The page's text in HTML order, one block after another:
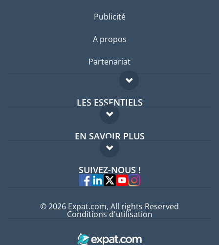
Publicité
A propos
Partenariat
LES ESSENTIELS
Forum expatriés
Guides pays
EN SAVOIR PLUS
FAQ
Experts
SUIVEZ-NOUS !
© 2026 Expat.com, All rights Reserved
Conditions d'utilisation